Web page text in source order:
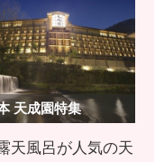
天成園特集
天風呂が人気の天